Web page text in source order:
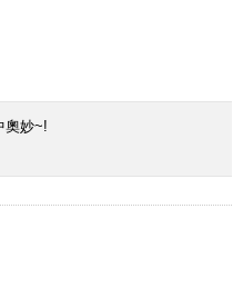
奧妙~!